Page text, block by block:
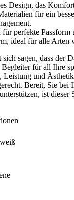
Design, das
für ein
für perfekte
ideal für alle Arten
sich sagen, dass der
Begleiter für all Ihre
und
Bereit, Sie bei
ist dieser